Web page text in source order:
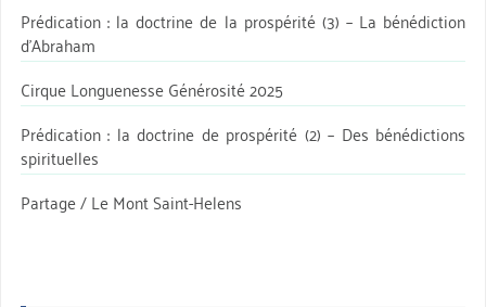
Prédication : la doctrine de la prospérité (3) – La bénédiction
d’Abraham
Cirque Longuenesse Générosité 2025
Prédication : la doctrine de prospérité (2) – Des bénédictions
spirituelles
Partage / Le Mont Saint-Helens